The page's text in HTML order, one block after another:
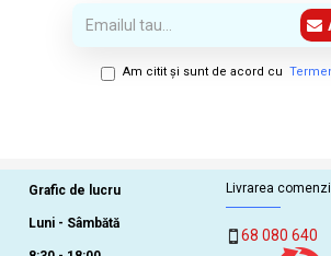
Am citit şi sunt de acord cu
Grafic de lucru
Luni - Sâmbătă
Livrarea
68 080 640